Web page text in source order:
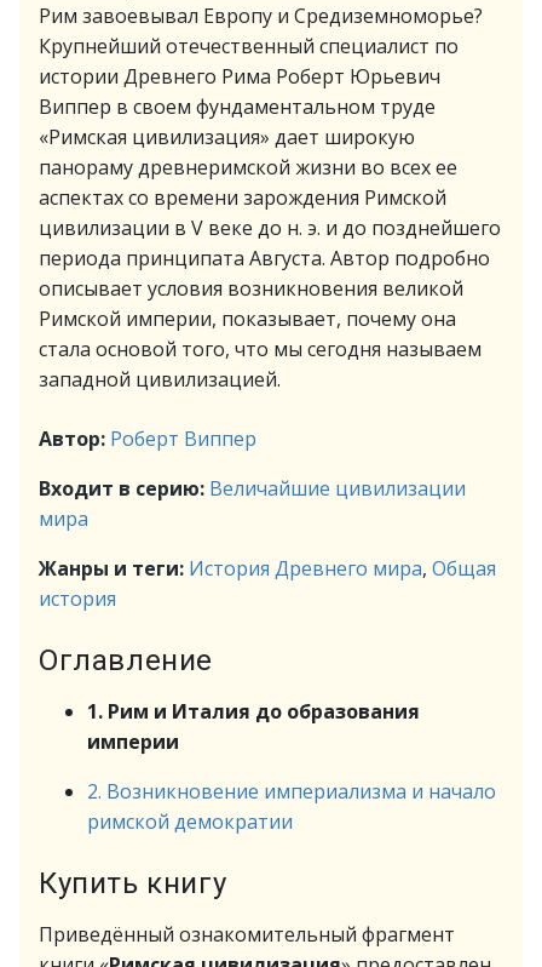
Рим завоевывал Европу и Средиземноморье?
Крупнейший отечественный специалист по
истории Древнего Рима Роберт Юрьевич
Виппер в своем фундаментальном труде
«Римская цивилизация» дает широкую
панораму древнеримской жизни во всех ее
аспектах со времени зарождения Римской
цивилизации в V веке до н. э. и до позднейшего
периода принципата Августа. Автор подробно
описывает условия возникновения великой
Римской империи, показывает, почему она
стала основой того, что мы сегодня называем
западной цивилизацией.
Автор: Роберт Виппер
Входит в серию: Величайшие цивилизации
мира
Жанры и теги: История Древнего мира, Общая
история
Оглавление
1. Рим и Италия до образования
империи
2. Возникновение империализма и начало
римской демократии
Купить книгу
Приведённый ознакомительный фрагмент